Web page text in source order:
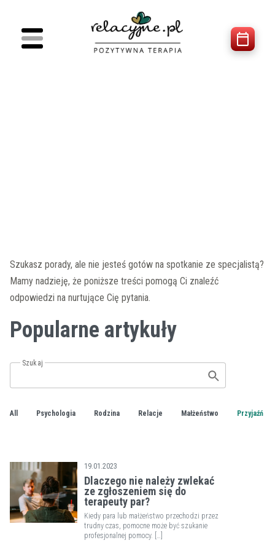
Szukasz porady, ale nie jesteś gotów na spotkanie ze specjalistą?
Mamy nadzieję, że poniższe treści pomogą Ci znaleźć
odpowiedzi na nurtujące Cię pytania.
Popularne artykuły
Szukaj
All Psychologia Rodzina Relacje Małżeństwo Przyjaźń
19.01.2023
Dlaczego nie należy zwlekać
ze zgłoszeniem się do
terapeuty par?
Kiedy para lub małżeństwo przechodzi przez
trudny czas, pomocne może być szukanie
profesjonalnej pomocy. […]